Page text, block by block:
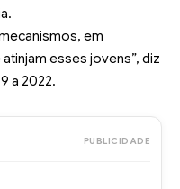
em
esses jovens”, diz
a 2022.
PUBLICIDADE